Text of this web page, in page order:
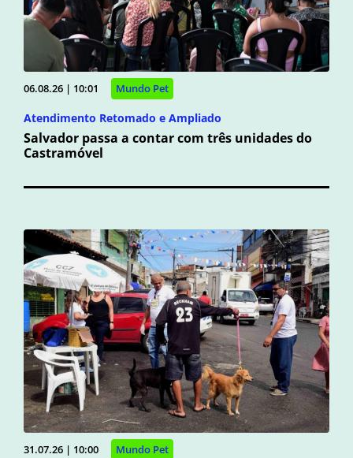
06.08.26 | 10:01 Mundo Pet
Atendimento Retomado e Ampliado
Salvador passa a contar com três unidades do
Castramóvel
31.07.26 | 10:00 Mundo Pet